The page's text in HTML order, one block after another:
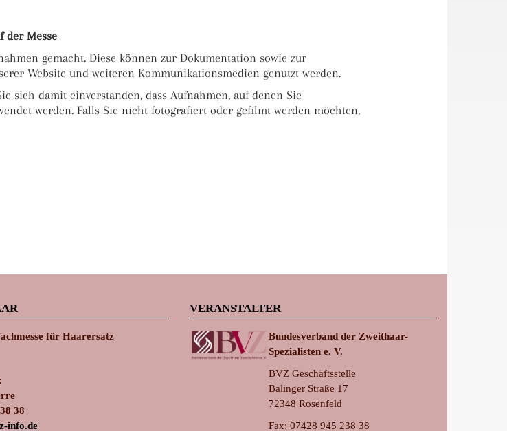
der Messe
gemacht. Diese können zur Dokumentation sowie zur
Website und weiteren Kommunikationsmedien genutzt werden.
sich damit einverstanden, dass Aufnahmen, auf denen Sie
werden. Falls Sie nicht fotografiert oder gefilmt werden möchten,
für Haarersatz
38
info.de
VERANSTALTER
Bundesverband der Zweithaar-
Spezialisten e. V.
BVZ Geschäftsstelle
Balinger Straße 17
72348 Rosenfeld
Fax: 07428 945 238 38